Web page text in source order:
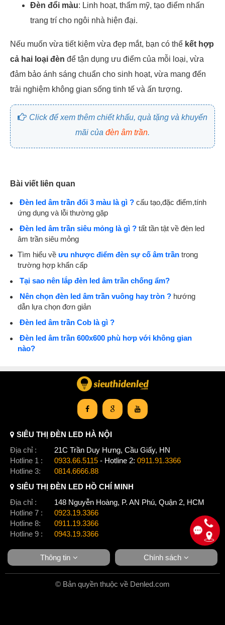
Đèn đổi màu: Linh hoạt, thẩm mỹ, tạo điểm nhấn
trang trí cho ngôi nhà hiện đại.
Nếu muốn vừa tiết kiệm vừa đẹp mắt, bạn có thể kết hợp
cả hai loại đèn để tận dụng ưu điểm của mỗi loại, vừa
đảm bảo ánh sáng chuẩn cho sinh hoạt, vừa mang đến
trải nghiệm không gian sống tinh tế và ấn tượng.
Click để xem thêm chiết khấu, quà tặng và khuyến
mãi của đèn âm trần.
Bài viết liên quan
Đèn led âm trần đổi 3 màu là gì ? cấu tạo,đặc điểm,tính
ứng dụng và lỗi thường gặp
Đèn led âm trần siêu mỏng là gì ? tất tần tật về đèn led
âm trần siêu mỏng
Tìm hiểu về ưu nhược điểm đèn sự cố âm trần trong
trường hợp khẩn cấp
Tại sao nên lắp đèn led âm trần chống ẩm?
Nên chọn đèn led âm trần vuông hay tròn ? hướng
dẫn lựa chọn đơn giản
Đèn led âm trần Cob là gì ?
Đèn led âm trần 600x600 phù hơp với không gian
nào?
SIÊU THỊ ĐÈN LED HÀ NỘI
Địa chỉ :
21C Trần Duy Hưng, Cầu Giấy, HN
Hotline 1 :
0933.66.5115 - Hotline 2: 0911.91.3366
Hotline 3:
0814.6666.88
SIÊU THỊ ĐÈN LED HỒ CHÍ MINH
Địa chỉ :
148 Nguyễn Hoàng, P. AN Phú, Quận 2, HCM
Hotline 7 :
0923.19.3366
Hotline 8:
0911.19.3366
Hotline 9 :
0943.19.3366
Thông tin Chính sách
© Bản quyền thuộc về Denled.com